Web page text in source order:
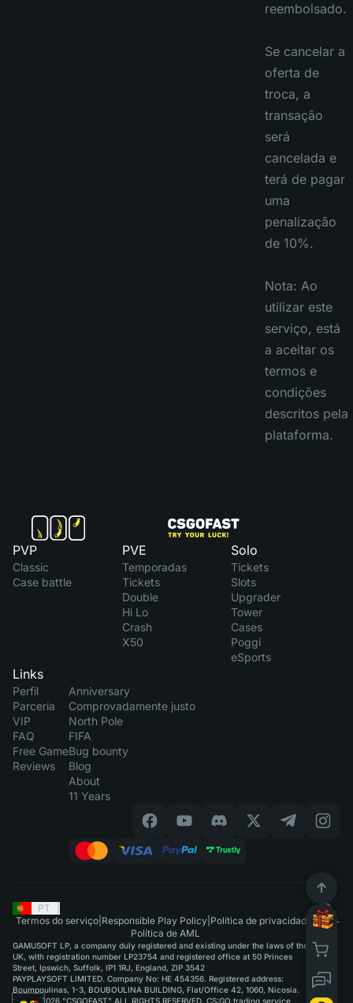
reembolsado.
Se cancelar a
oferta de
troca, a
transação
será
cancelada e
terá de pagar
uma
penalização
de 10%.
Nota: Ao
utilizar este
serviço, está
a aceitar os
termos e
condições
descritos pela
plataforma.
PVP
Classic
Case battle
PVE
Temporadas
Tickets
Double
Hi Lo
Crash
X50
Solo
Tickets
Slots
Upgrader
Tower
Cases
Poggi
eSports
Links
Perfil
Parceria
VIP
FAQ
Free Game
Reviews
Anniversary
Comprovadamente justo
North Pole
FIFA
Bug bounty
Blog
About
11 Years
PT
Termos do serviço Responsible Play Policy Política de privacidade |
Política de AML
GAMUSOFT LP, a company duly registered and existing under the laws of the
UK, with registration number LP23754 and registered office at 50 Princes
Street, Ipswich, Suffolk, IP1 1RJ, England, ZIP 3542
PAYPLAYSOFT LIMITED. Company No: HE 454356. Registered address:
Boumpoulinas, 1-3, BOUBOULINA BUILDING, Flat/Office 42, 1060, Nicosia.
©2015-2026 "CSGOFAST" ALL RIGHTS RESERVED. CS:GO trading service